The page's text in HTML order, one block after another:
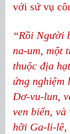
với sứ vụ
“Rồi Người
na-um, một
thuộc địa
ứng nghiệm
Dơ-vu-lun,
ven biển, và
hỡi Ga-li-lê,